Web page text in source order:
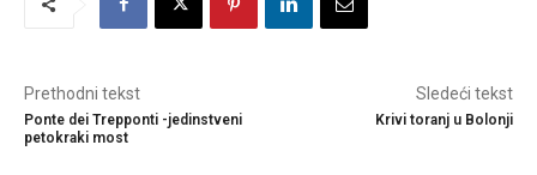
Prethodni tekst
Ponte dei Trepponti -jedinstveni
petokraki most
Sledeći tekst
Krivi toranj u Bolonji